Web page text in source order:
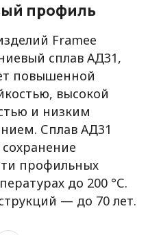
профиль
Framee
сплав АД31,
повышенной
высокой
и низким
Сплав АД31
профильных
до 200 °С.
— до 70 лет.